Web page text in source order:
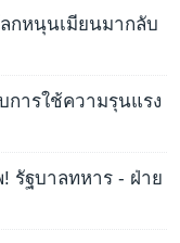
ลกหนุนเมียนมากลับ
การใช้ความรุนแรง
รัฐบาลทหาร - ฝ่าย